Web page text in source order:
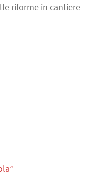
riforme in cantiere